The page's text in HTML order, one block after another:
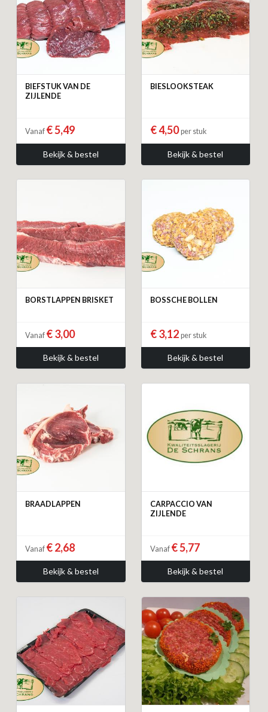
BIEFSTUK VAN DE
ZIJLENDE
Vanaf € 5,49
Bekijk & bestel
BIESLOOKSTEAK
€ 4,50per stuk
Bekijk & bestel
BORSTLAPPEN BRISKET
Vanaf € 3,00
Bekijk & bestel
BOSSCHE BOLLEN
€ 3,12 per stuk
Bekijk & bestel
BRAADLAPPEN
Vanaf € 2,68
Bekijk & bestel
CARPACCIO VAN
ZIJLENDE
Vanaf € 5,77
Bekijk & bestel